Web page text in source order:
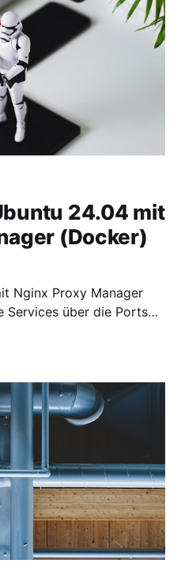
24.04 mit
(Docker)
Nginx Proxy Manager
Services über die Ports
Brute-Force-
für Schritt: *
Ubuntu 24.04 *